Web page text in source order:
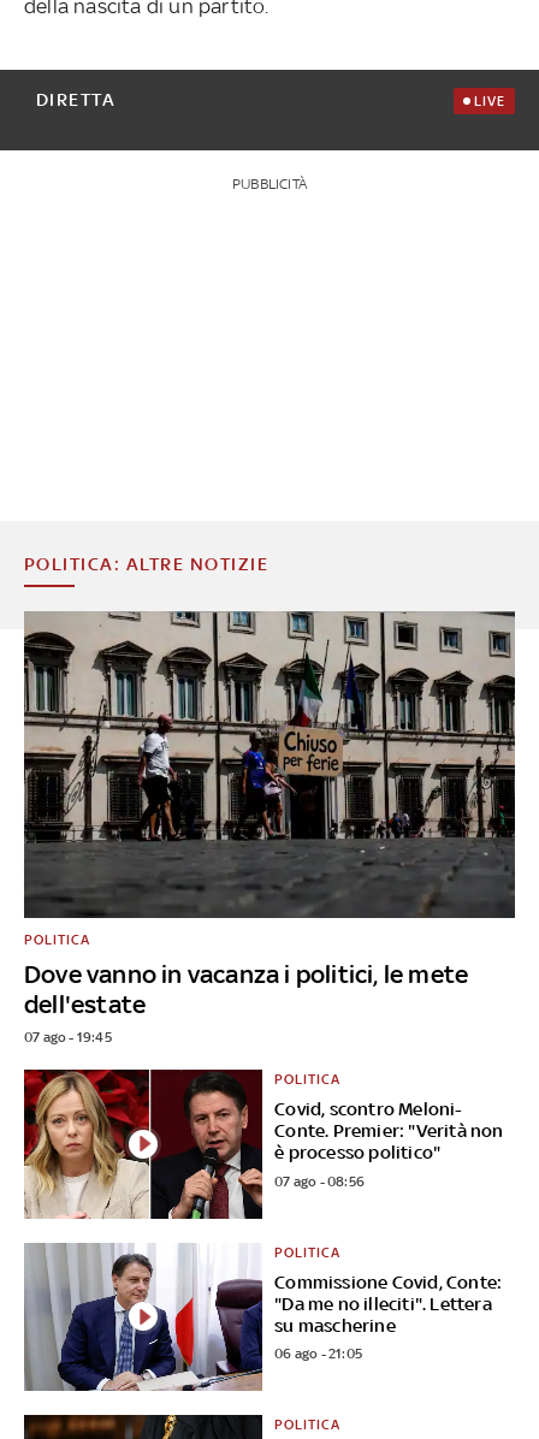
della nascita di un partito.
DIRETTA LIVE
PUBBLICITÀ
POLITICA: ALTRE NOTIZIE
Dove vanno in vacanza i politici, le mete
dell'estate
POLITICA
07 ago - 19:45
Covid, scontro Meloni-
Conte. Premier: "Verità non
è processo politico"
POLITICA
07 ago - 08:56
Commissione Covid, Conte:
"Da me no illeciti". Lettera
su mascherine
POLITICA
06 ago - 21:05
POLITICA